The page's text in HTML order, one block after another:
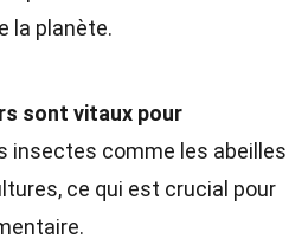
la planète.
sont vitaux pour
insectes comme les abeilles
ce qui est crucial pour